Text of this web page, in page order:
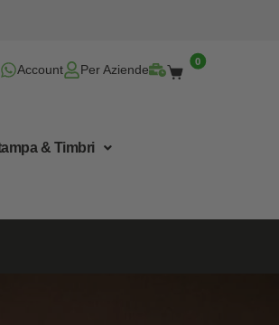
Account Per Aziende
0
& Timbri